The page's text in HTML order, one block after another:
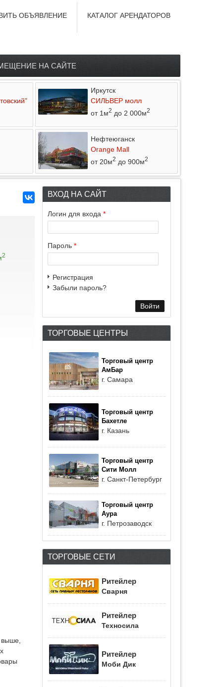
КАТАЛОГ АРЕНДАТОРОВ
ОБЪЯВЛЕНИЕ
НА САЙТЕ
Иркутск
СИЛЬВЕР молл
от 1м2 до 2 000м2
Нефтеюганск
Orange Mall
от 20м2 до 900м2
2
ВХОД НА САЙТ
Логин для входа *
Пароль *
Регистрация
Забыли пароль?
ТОРГОВЫЕ ЦЕНТРЫ
Торговый центр
АмБар
г. Самара
Торговый центр
Бахетле
г. Казань
Торговый центр
Сити Молл
г. Санкт-Петербург
Торговый центр
Аура
г. Петрозаводск
ТОРГОВЫЕ СЕТИ
Ритейлер
Сварня
Ритейлер
Техносила
Ритейлер
Моби Дик